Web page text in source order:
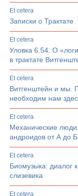
et cetera
Записки о Трактате
et cetera
Уловка 6.54. О
в трактате
et cetera
Витгенштейн и мы.
необходим нам
et cetera
Механические
андроидов от А до Б
et cetera
Биомузыка: диалог
слизевика
et cetera